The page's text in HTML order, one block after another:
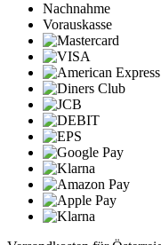
Nachnahme
Vorauskasse